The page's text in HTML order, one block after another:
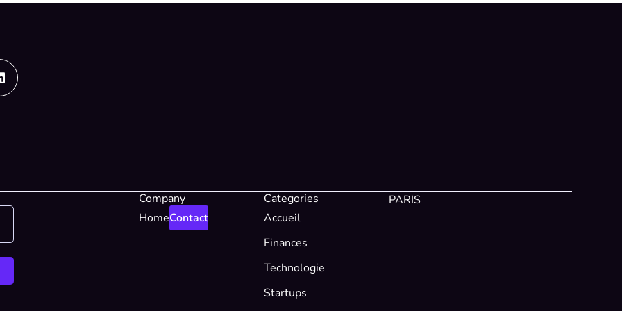
Company
HomeContact
Categories
Accueil
Finances
Technologie
Startups
PARIS